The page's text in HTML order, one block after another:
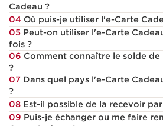
Cadeau ?
04 Où puis-je utiliser l'e-Carte
05 Peut-on utiliser l'e-Carte
fois ?
06 Comment connaître le solde de
?
07 Dans quel pays l'e-Carte
?
08 Est-il possible de la recevoir
09 Puis-je échanger ou me faire